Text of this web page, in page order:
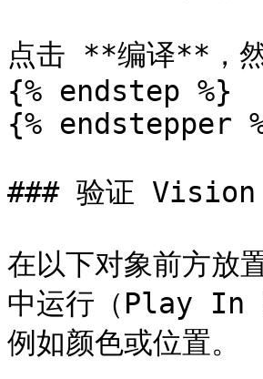
点击 **编译**，
{% endstep %}
{% endstepper
### 验证 Vision
在以下对象前方放
中运行（Play In
例如颜色或位置。